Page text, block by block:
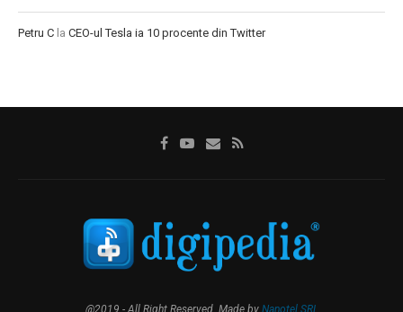
Petru C la CEO-ul Tesla ia 10 procente din Twitter